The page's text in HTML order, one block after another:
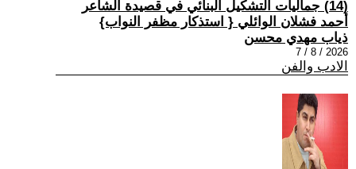
(14) جماليات التشكيل البنائي في قصيدة الشاعر
أحمد فشلان الوائلي { استذكار مظفر النواب}
ذياب مهدي محسن
2026 / 8 / 7
الادب والفن